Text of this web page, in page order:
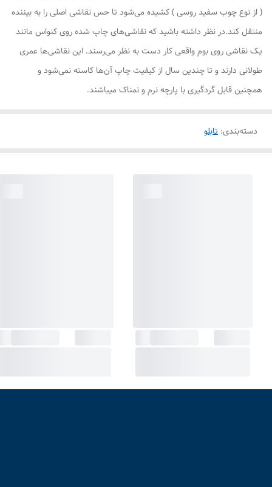
( از نوع چوب سفید روسی ) کشیده می‌شود تا حس نقاشی اصلی را به بیننده
منتقل کند.در نظر داشته باشید که نقاشی‌های چاپ شده روی کنواس مانند
یک نقاشی روی بوم واقعی کار دست به نظر می‌رسند. این نقاشی‌ها عمری
طولانی دارند و تا چندین سال از کیفیت چاپ آن‌ها کاسته نمی‌شود و
همچنین قابل گردگیری با پارچه نرم و نمناک میباشند.
دسته‌بندی: تابلو